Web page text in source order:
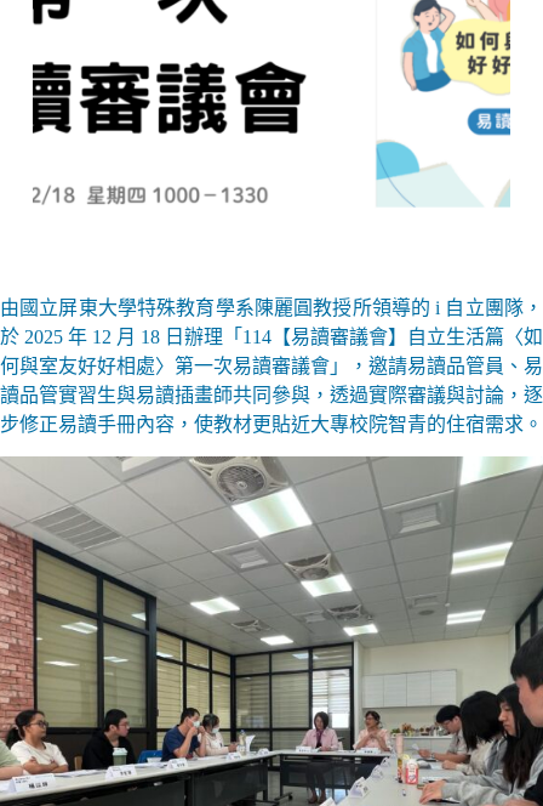
由國立屏東大學特殊教育學系陳麗圓教授所領導的 i 自立團隊，
於 2025 年 12 月 18 日辦理「114【易讀審議會】自立生活篇〈如
何與室友好好相處〉第一次易讀審議會」，邀請易讀品管員、易
讀品管實習生與易讀插畫師共同參與，透過實際審議與討論，逐
步修正易讀手冊內容，使教材更貼近大專校院智青的住宿需求。